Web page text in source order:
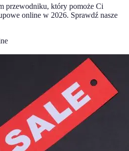
przewodniku, który pomoże Ci
online w 2026. Sprawdź nasze